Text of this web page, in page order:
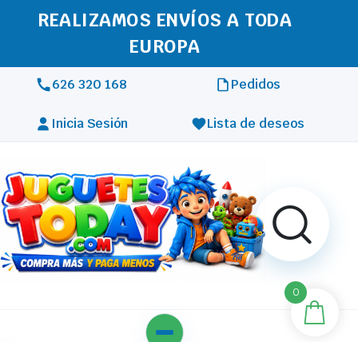
REALIZAMOS ENVÍOS A TODA
EUROPA
626 320 168 Pedidos
Inicia Sesión Lista de deseos
0